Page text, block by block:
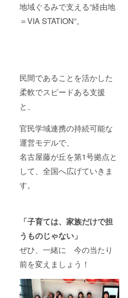
地域ぐるみで支える“経由地
＝VIA STATION”。
民間であることを活かした
柔軟でスピードある支援
と、
官民学域連携の持続可能な
運営モデルで、
名古屋藤が丘を第1号拠点と
して、全国へ広げていきま
す。
「子育ては、家族だけで担
うものじゃない」
ぜひ、一緒に 今の当たり
前を変えましょう！